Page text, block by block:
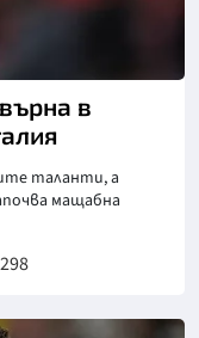
в
таланти, а
мащабна
298